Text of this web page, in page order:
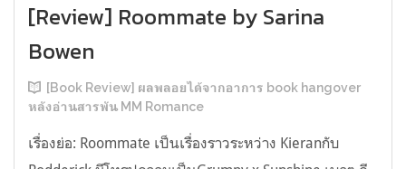
[Review] Roommate by Sarina
Bowen
[Book Review] ผลพลอยได้จากอาการ book hangover
หลังอ่านสารพัน MM Romance
เรื่องย่อ: Roommate เป็นเรื่องราวระหว่าง Kieranกับ